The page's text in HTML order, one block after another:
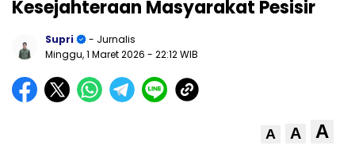
Kesejahteraan Masyarakat Pesisir
Supri
- Jurnalis
Minggu, 1 Maret 2026 - 22:12 WIB
A A A